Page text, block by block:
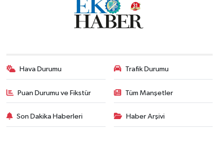
Hava Durumu Trafik Durumu
Puan Durumu ve Fikstür Tüm Manşetler
Son Dakika Haberleri Haber Arşivi